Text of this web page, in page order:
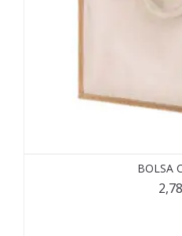
BOLSA
2,78